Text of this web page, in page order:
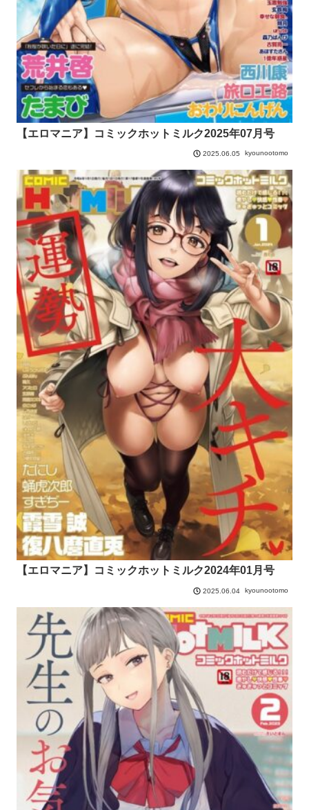
【エロマニア】コミックホットミルク2025年07月号
2025.06.05 kyounootomo
【エロマニア】コミックホットミルク2024年01月号
2025.06.04 kyounootomo